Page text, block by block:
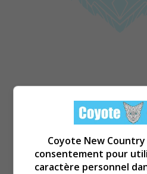
Coyote New
consentement pour
caractère personnel